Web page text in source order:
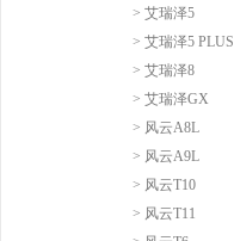
> 艾瑞泽5
> 艾瑞泽5 PLUS
> 艾瑞泽8
> 艾瑞泽GX
> 风云A8L
> 风云A9L
> 风云T10
> 风云T11